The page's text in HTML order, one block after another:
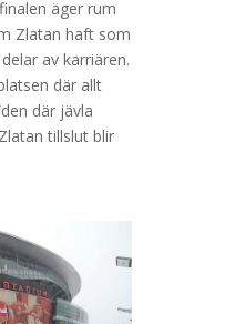
äger rum
Zlatan haft som
av karriären.
där allt
där jävla
tillslut blir